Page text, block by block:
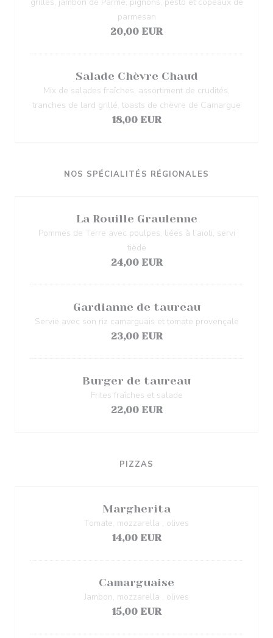
parmesan
20,00 EUR
Salade Chèvre Chaud
Mix de salades fraîches, assortiment de crudités,
tranches de lard grillé, toasts de chèvre de Camargue
18,00 EUR
NOS SPÉCIALITÉS RÉGIONALES
La Rouille Graulenne
Pommes de Terre avec poulpes, liées à l’aïoli, servi
tiède
24,00 EUR
Gardianne de taureau
Servie avec son riz camarguais et tomate provençale
23,00 EUR
Burger de taureau
Frites fraîches et salade
22,00 EUR
PIZZAS
Margherita
Tomate, mozzarella , olives
14,00 EUR
Camarguaise
Jambon, mozzarella , olives
15,00 EUR